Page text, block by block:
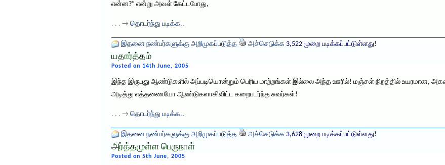
என்ன?” என்று அவள் கேட்டபோது,
. . . → தொடர்ந்து படிக்க..
இதனை நண்பர்களுக்கு அறிமுகப்படுத்த அச்செடுக்க 3,522 முறை படிக்கப்பட்டுள்ளது!
யதார்த்தம்
Posted on 14th June, 2005
இந்த இருபது ஆண்டுகளில் அப்படியொன்றும் பெரிய மாற்றங்கள் இல்லை அந்த ஊரில்! மஞ்சள் நிறத்தில் உயரமான,
அடித்து எத்தணையோ ஆண்டுகளாகிவிட்ட கறைபடர்ந்த சுவர்கள்!
. . . → தொடர்ந்து படிக்க..
இதனை நண்பர்களுக்கு அறிமுகப்படுத்த அச்செடுக்க 3,628 முறை படிக்கப்பட்டுள்ளது!
அர்த்தமுள்ள பெருநாள்
Posted on 5th June, 2005